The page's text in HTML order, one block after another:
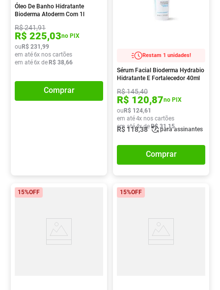
Óleo De Banho Hidratante
Bioderma Atoderm Com 1l
R$241,91
R$ 225,03no PIX
ouR$ 231 ,99
em até6x nos cartões
em até6x deR$ 38,66
Comprar
Restam 1 unidades!
Sérum Facial Bioderma Hydrabio
Hidratante E Fortalecedor 40ml
R$145,40
R$ 120,87no PIX
ouR$ 124,61
em até4x nos cartões
em até4x deR$ 31 ,15
R$118,38 para assinantes
Comprar
15%OFF 15%OFF